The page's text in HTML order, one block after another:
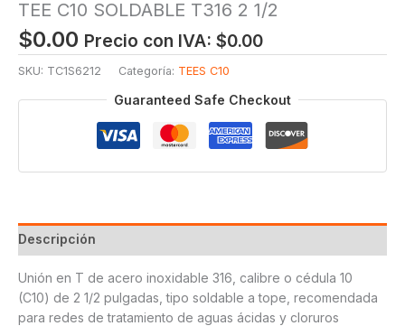
TEE C10 SOLDABLE T316 2 1/2
$0.00 Precio con IVA: $0.00
SKU: TC1S6212 Categoría: TEES C10
Guaranteed Safe Checkout
Descripción
Unión en T de acero inoxidable 316, calibre o cédula 10
(C10) de 2 1/2 pulgadas, tipo soldable a tope, recomendada
para redes de tratamiento de aguas ácidas y cloruros